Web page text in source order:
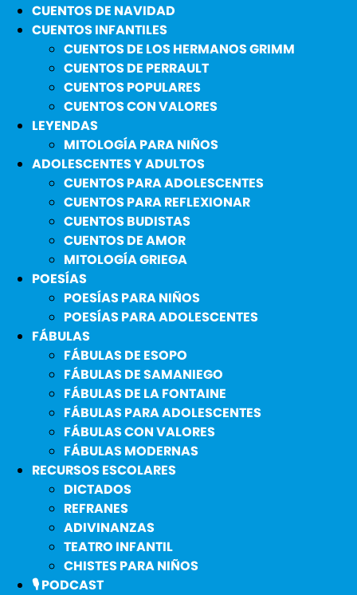
CUENTOS DE NAVIDAD
CUENTOS INFANTILES
CUENTOS DE LOS HERMANOS GRIMM
CUENTOS DE PERRAULT
CUENTOS POPULARES
CUENTOS CON VALORES
LEYENDAS
MITOLOGÍA PARA NIÑOS
ADOLESCENTES Y ADULTOS
CUENTOS PARA ADOLESCENTES
CUENTOS PARA REFLEXIONAR
CUENTOS BUDISTAS
CUENTOS DE AMOR
MITOLOGÍA GRIEGA
POESÍAS
POESÍAS PARA NIÑOS
POESÍAS PARA ADOLESCENTES
FÁBULAS
FÁBULAS DE ESOPO
FÁBULAS DE SAMANIEGO
FÁBULAS DE LA FONTAINE
FÁBULAS PARA ADOLESCENTES
FÁBULAS CON VALORES
FÁBULAS MODERNAS
RECURSOS ESCOLARES
DICTADOS
REFRANES
ADIVINANZAS
TEATRO INFANTIL
CHISTES PARA NIÑOS
🎙️ PODCAST